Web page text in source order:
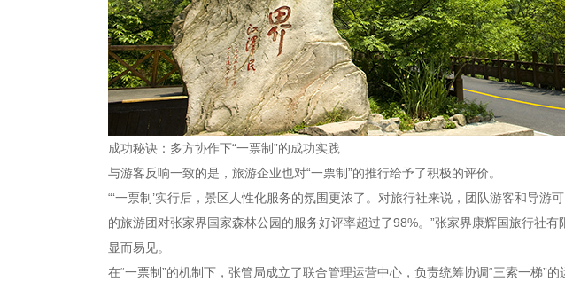
成功秘诀：多方协作下“一票制”的成功实践
与游客反响一致的是，旅游企业也对“一票制”的推行给予了积极的评价。
“‘一票制’实行后，景区人性化服务的氛围更浓了。对旅行社来说，团队游客和导
的旅游团对张家界国家森林公园的服务好评率超过了98%。”张家界康辉国旅行社
显而易见。
在“一票制”的机制下，张管局成立了联合管理运营中心，负责统筹协调“三索一梯”